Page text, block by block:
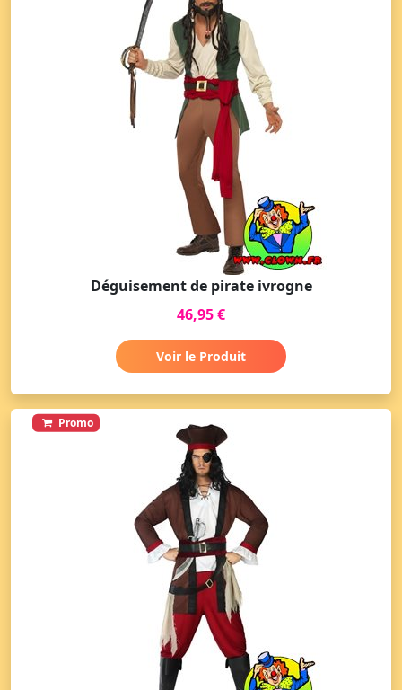
Déguisement de pirate ivrogne
46,95 €
Voir le Produit
Promo